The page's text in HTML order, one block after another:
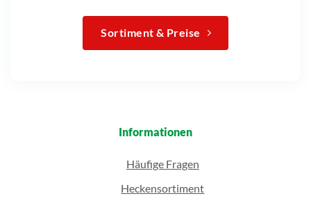
Sortiment & Preise
Informationen
Häufige Fragen
Heckensortiment